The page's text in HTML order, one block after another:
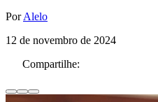
PorAlelo
12 de novembro de 2024
Compartilhe: